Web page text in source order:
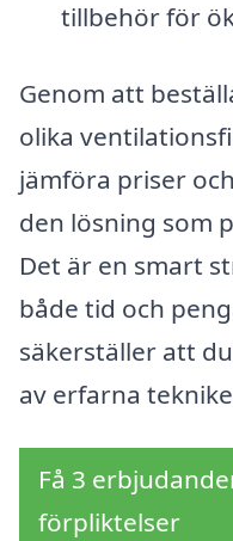
tillbehör för
Genom att
olika
jämföra priser
den lösning som
Det är en smart
både tid och
säkerställer att
av erfarna
Få 3
förpliktelser